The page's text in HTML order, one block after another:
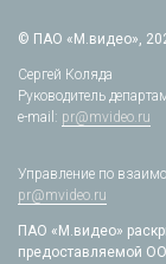
© ПАО «М.видео»,
Сергей Коляда
Руководитель
e-mail: pr@mvideo.ru
Управление по
pr@mvideo.ru
ПАО «М.видео»
предоставляемой